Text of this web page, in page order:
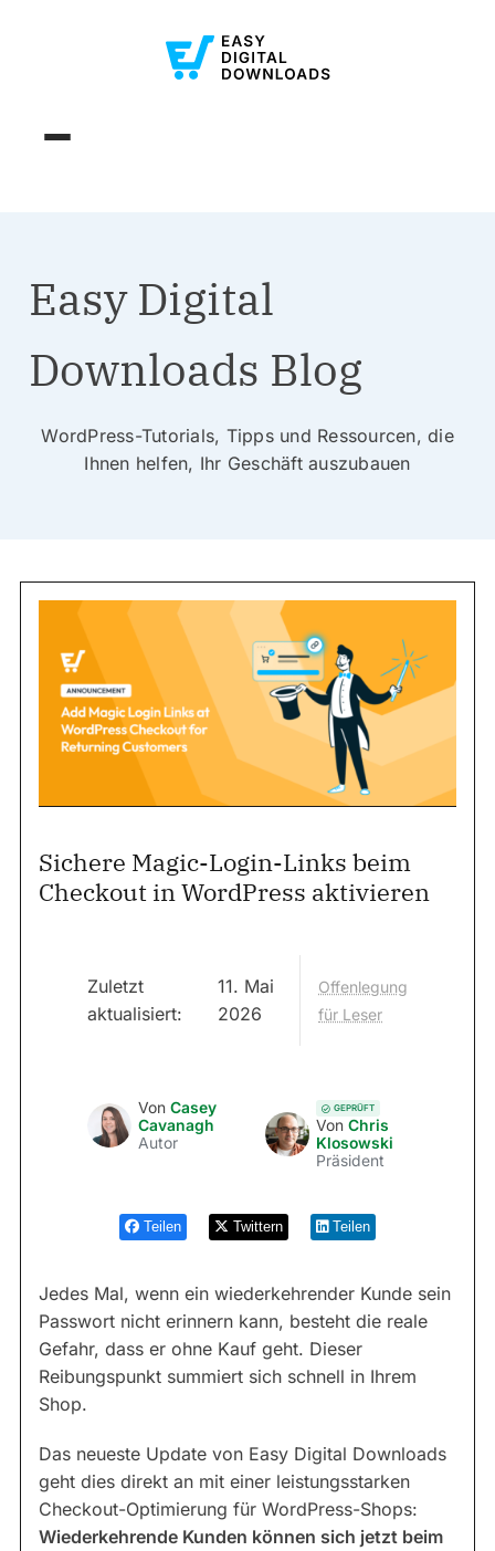
Easy Digital
Downloads Blog
WordPress-Tutorials, Tipps und Ressourcen, die
Ihnen helfen, Ihr Geschäft auszubauen
Sichere Magic-Login-Links beim
Checkout in WordPress aktivieren
Zuletzt
aktualisiert:
11. Mai
2026
Offenlegung
für Leser
Von Casey
Cavanagh
Autor
GEPRÜFT
Von Chris
Klosowski
Präsident
Teilen Twittern Teilen
Jedes Mal, wenn ein wiederkehrender Kunde sein
Passwort nicht erinnern kann, besteht die reale
Gefahr, dass er ohne Kauf geht. Dieser
Reibungspunkt summiert sich schnell in Ihrem
Shop.
Das neueste Update von Easy Digital Downloads
geht dies direkt an mit einer leistungsstarken
Checkout-Optimierung für WordPress-Shops:
Wiederkehrende Kunden können sich jetzt beim